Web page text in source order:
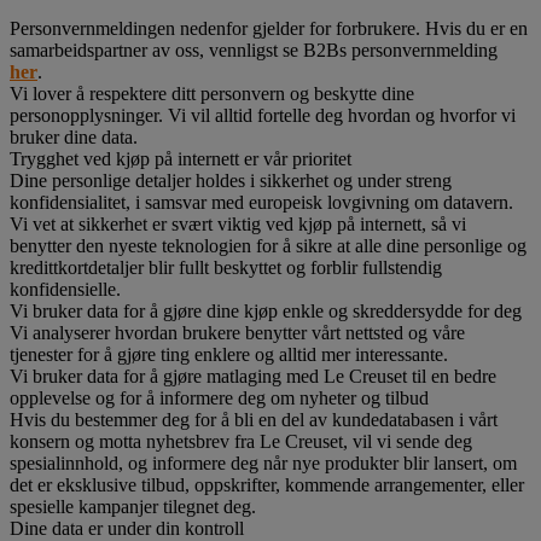
Personvernmeldingen nedenfor gjelder for forbrukere. Hvis du er en
samarbeidspartner av oss, vennligst se B2Bs personvernmelding
her.
Vi lover å respektere ditt personvern og beskytte dine
personopplysninger. Vi vil alltid fortelle deg hvordan og hvorfor vi
bruker dine data.
Trygghet ved kjøp på internett er vår prioritet
Dine personlige detaljer holdes i sikkerhet og under streng
konfidensialitet, i samsvar med europeisk lovgivning om datavern.
Vi vet at sikkerhet er svært viktig ved kjøp på internett, så vi
benytter den nyeste teknologien for å sikre at alle dine personlige og
kredittkortdetaljer blir fullt beskyttet og forblir fullstendig
konfidensielle.
Vi bruker data for å gjøre dine kjøp enkle og skreddersydde for deg
Vi analyserer hvordan brukere benytter vårt nettsted og våre
tjenester for å gjøre ting enklere og alltid mer interessante.
Vi bruker data for å gjøre matlaging med Le Creuset til en bedre
opplevelse og for å informere deg om nyheter og tilbud
Hvis du bestemmer deg for å bli en del av kundedatabasen i vårt
konsern og motta nyhetsbrev fra Le Creuset, vil vi sende deg
spesialinnhold, og informere deg når nye produkter blir lansert, om
det er eksklusive tilbud, oppskrifter, kommende arrangementer, eller
spesielle kampanjer tilegnet deg.
Dine data er under din kontroll